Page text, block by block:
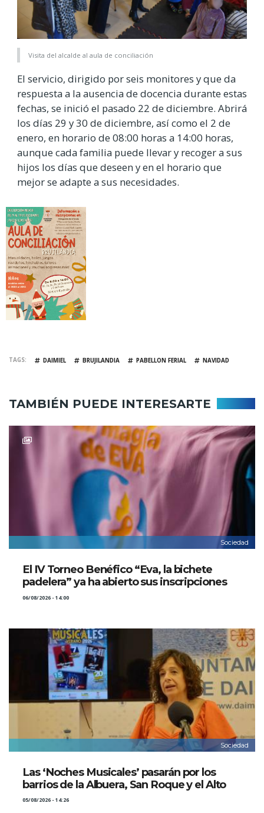
Visita del alcalde al aula de conciliación
El servicio, dirigido por seis monitores y que da
respuesta a la ausencia de docencia durante estas
fechas, se inició el pasado 22 de diciembre. Abrirá
los días 29 y 30 de diciembre, así como el 2 de
enero, en horario de 08:00 horas a 14:00 horas,
aunque cada familia puede llevar y recoger a sus
hijos los días que deseen y en el horario que
mejor se adapte a sus necesidades.
TAGS DAIMIEL BRUJILANDIA PABELLON FERIAL NAVIDAD
TAMBIÉN PUEDE INTERESARTE
Sociedad
El IV Torneo Benéfico “Eva, la bichete
padelera” ya ha abierto sus inscripciones
06/08/2026 - 14:00
Sociedad
Las ‘Noches Musicales’ pasarán por los
barrios de la Albuera, San Roque y el Alto
05/08/2026 - 14:26